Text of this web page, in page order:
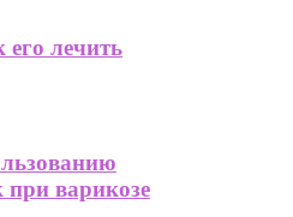
лечить
при варикозе